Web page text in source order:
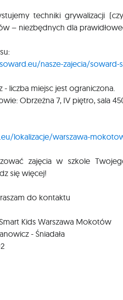
techniki grywalizacji
– niezbędnych dla
nasze-zajecia/
- liczba miejsc jest ograniczona.
Obrzeżna 7, IV piętro, sala
lokalizacje/warszawa-
zajęcia w szkole
się więcej!
do kontaktu
Kids Warszawa Mokotów
- Śniadała